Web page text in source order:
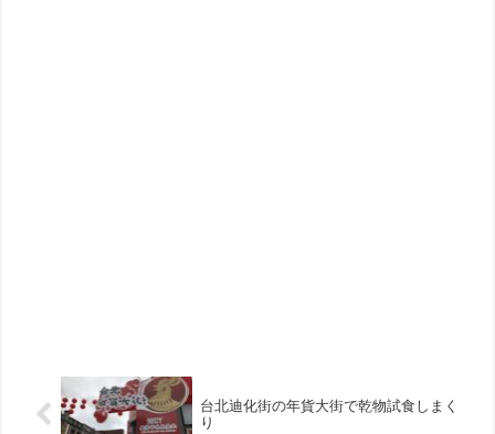
台北迪化街の年貨大街で乾物試食しまく
り